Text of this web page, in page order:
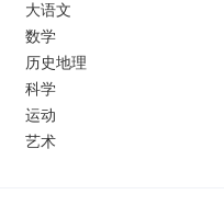
大语文
数学
历史地理
科学
运动
艺术